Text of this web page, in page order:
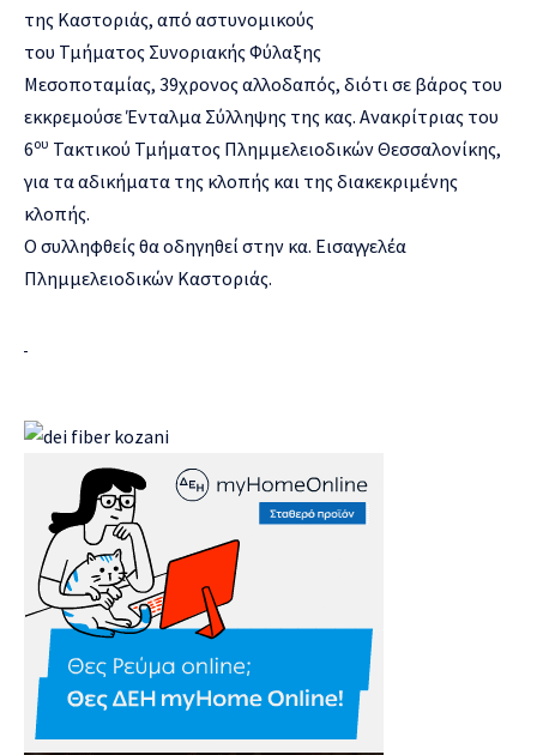
της Καστοριάς, από αστυνομικούς
του Τμήματος Συνοριακής Φύλαξης
Μεσοποταμίας, 39χρονος αλλοδαπός, διότι σε βάρος του
εκκρεμούσε Ένταλμα Σύλληψης της κας. Ανακρίτριας του
6ου Τακτικού Τμήματος Πλημμελειοδικών Θεσσαλονίκης,
για τα αδικήματα της κλοπής και της διακεκριμένης
κλοπής.
Ο συλληφθείς θα οδηγηθεί στην κα. Εισαγγελέα
Πλημμελειοδικών Καστοριάς.